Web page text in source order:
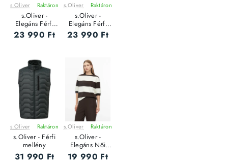
ÚJ
s.Oliver Raktáron
s.Oliver -
Elegáns Férfi
pulóver
23 990 Ft
ÚJ
s.Oliver Raktáron
s.Oliver -
Elegáns Férfi
pulóver
23 990 Ft
ÚJ
s.Oliver Raktáron
s.Oliver - Férfi
mellény
31 990 Ft
ÚJ
s.Oliver Raktáron
s.Oliver -
Elegáns Női
pulóver
19 990 Ft